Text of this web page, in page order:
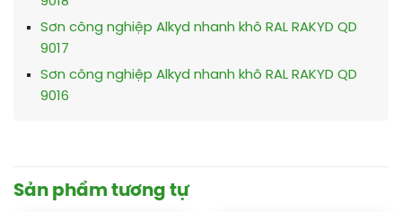
Sơn công nghiệp Alkyd nhanh khô RAL RAKYD QD
9017
Sơn công nghiệp Alkyd nhanh khô RAL RAKYD QD
9016
Sản phẩm tương tự